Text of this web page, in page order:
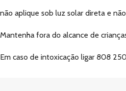
não aplique sob luz solar direta e
Mantenha fora do alcance de
Em caso de intoxicação ligar 808